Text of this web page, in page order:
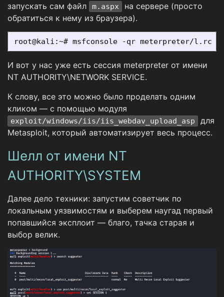
запускать сам файл
m.aspx
на сервере (просто
обратиться к нему из браузера).
И вот у нас уже есть сессия meterpreter от имени
NT AUTHORITY\NETWORK SERVICE.
К слову, все это можно было проделать одним
кликом — с помощью модуля
exploit/windows/iis/iis_webdav_upload_asp
для
Metasploit, который автоматизирует весь процесс.
Шелл от имени NT
AUTHORITY\SYSTEM
Далее дело техники: запустим советчик по
локальным уязвимостям и выберем наугад первый
попавшийся эксплоит — благо, тачка старая и
выбор велик.